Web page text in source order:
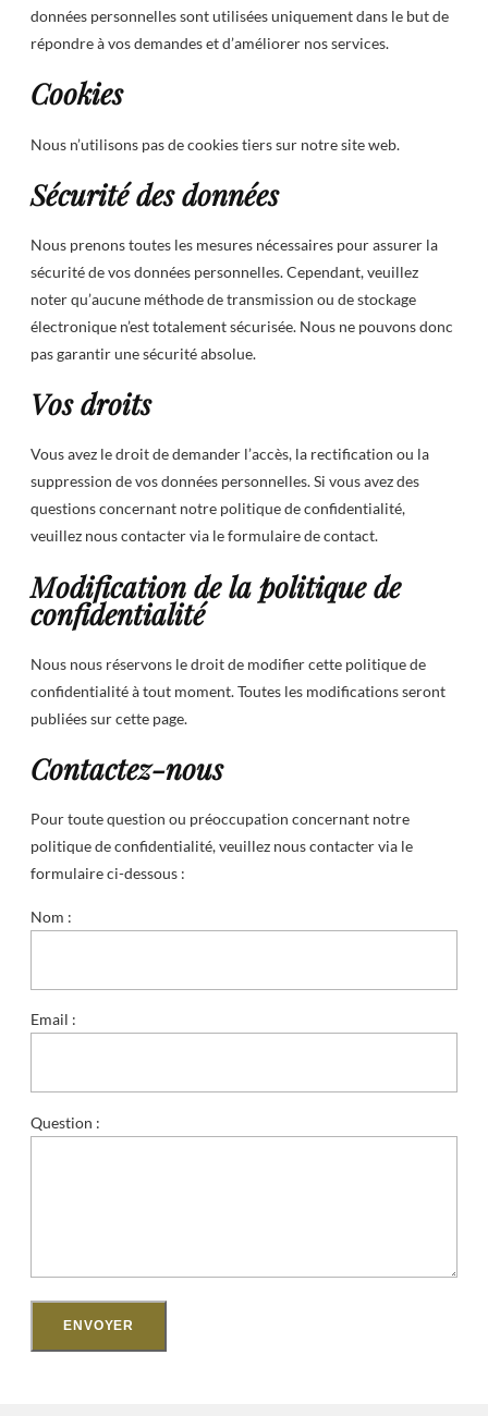
données personnelles sont utilisées uniquement dans le but de
répondre à vos demandes et d’améliorer nos services.
Cookies
Nous n’utilisons pas de cookies tiers sur notre site web.
Sécurité des données
Nous prenons toutes les mesures nécessaires pour assurer la
sécurité de vos données personnelles. Cependant, veuillez
noter qu’aucune méthode de transmission ou de stockage
électronique n’est totalement sécurisée. Nous ne pouvons donc
pas garantir une sécurité absolue.
Vos droits
Vous avez le droit de demander l’accès, la rectification ou la
suppression de vos données personnelles. Si vous avez des
questions concernant notre politique de confidentialité,
veuillez nous contacter via le formulaire de contact.
Modification de la politique de
confidentialité
Nous nous réservons le droit de modifier cette politique de
confidentialité à tout moment. Toutes les modifications seront
publiées sur cette page.
Contactez-nous
Pour toute question ou préoccupation concernant notre
politique de confidentialité, veuillez nous contacter via le
formulaire ci-dessous :
Nom :
Email :
Question :